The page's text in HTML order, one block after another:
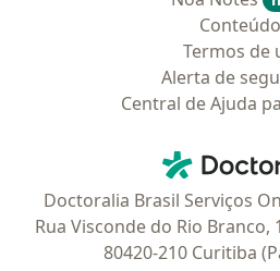
Termos de
Alerta de
Central de Ajuda
Doctoralia Brasil Serviços
Rua Visconde do Rio Branco,
80420-210 Curitiba